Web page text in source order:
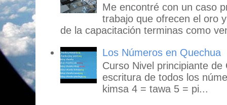
Me encontré con un caso
trabajo que ofrecen el oro
de la capacitación terminas como
Los Números en Quechua
Curso Nivel principiante
escritura de todos los
kimsa 4 = tawa 5 = pi...